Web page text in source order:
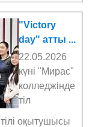
"Victory
day" атты ...
22.05.2026
күні "Мирас"
колледжінде
тіл
оқытушысы